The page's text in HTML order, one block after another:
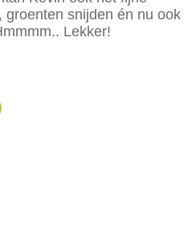
groenten snijden én nu ook
Lekker!